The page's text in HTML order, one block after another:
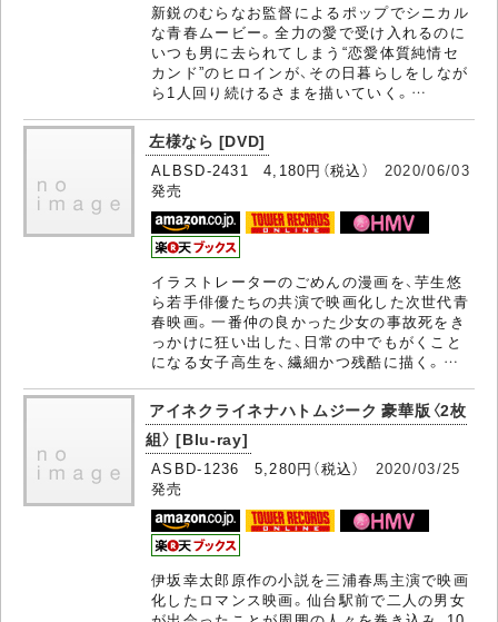
新鋭のむらなお監督によるポップでシニカル
な青春ムービー。全力の愛で受け入れるのに
いつも男に去られてしまう“恋愛体質純情セ
カンド”のヒロインが、その日暮らしをしなが
ら1人回り続けるさまを描いていく。…
左様なら [DVD]
ALBSD-2431 4,180円（税込） 2020/06/03
発売
イラストレーターのごめんの漫画を、芋生悠
ら若手俳優たちの共演で映画化した次世代青
春映画。一番仲の良かった少女の事故死をき
っかけに狂い出した、日常の中でもがくこと
になる女子高生を、繊細かつ残酷に描く。…
アイネクライネナハトムジーク 豪華版〈2枚
組〉 [Blu-ray]
ASBD-1236 5,280円（税込） 2020/03/25
発売
伊坂幸太郎原作の小説を三浦春馬主演で映画
化したロマンス映画。仙台駅前で二人の男女